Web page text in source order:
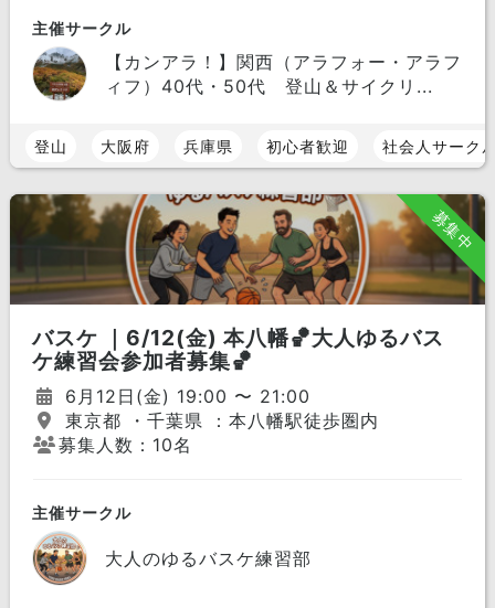
主催サークル
【カンアラ！】関西（アラフォー・アラフ
ィフ）40代・50代 登山＆サイクリ...
登山 大阪府 兵庫県 初心者歓迎 社会人サーク
募集中
バスケ ｜6/12(金) 本八幡🏀大人ゆるバス
ケ練習会参加者募集🏀
6月12日(金) 19:00 〜 21:00
東京都 ・千葉県 ：本八幡駅徒歩圏内
募集人数：10名
主催サークル
大人のゆるバスケ練習部